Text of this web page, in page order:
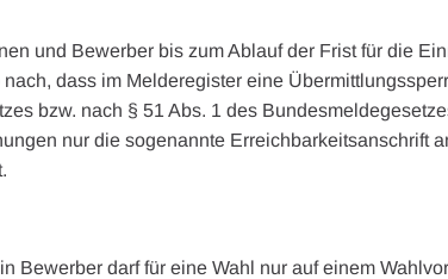
und Bewerber bis zum Ablauf der Frist für die
dass im Melderegister eine
bzw. nach § 51 Abs. 1 des
nur die sogenannte Erreichbarkeitsanschrift
Bewerber darf für eine Wahl nur auf einem